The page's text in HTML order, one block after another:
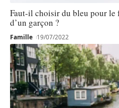
Faut-il choisir du bleu pour le
d’un garçon ?
Famille 19/07/2022